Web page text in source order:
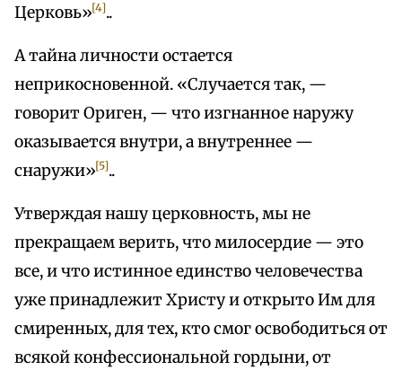
Церковь»[4]..
А тайна личности остается
неприкосновенной. «Случается так, —
говорит Ориген, — что изгнанное наружу
оказывается внутри, а внутреннее —
снаружи»[5]..
Утверждая нашу церковность, мы не
прекращаем верить, что милосердие — это
все, и что истинное единство человечества
уже принадлежит Христу и открыто Им для
смиренных, для тех, кто смог освободиться от
всякой конфессиональной гордыни, от